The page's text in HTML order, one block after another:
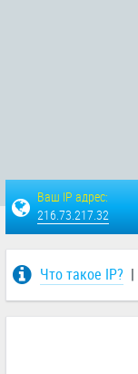
Ваш IP адрес:
216.73.217.32
Что такое IP? |